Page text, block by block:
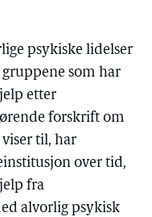
psykiske lidelser
som har
etter
forskrift om
til, har
over tid,
fra
alvorlig psykisk